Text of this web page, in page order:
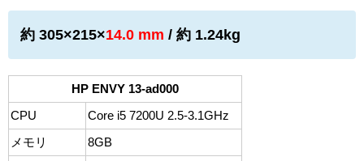
約 305×215×14.0 mm / 約 1.24kg
HP ENVY 13-ad000
CPU
Core i5 7200U 2.5-3.1GHz
メモリ
8GB